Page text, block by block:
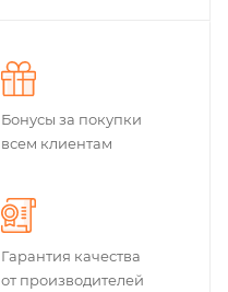
Бонусы за покупки
всем клиентам
Гарантия качества
от производителей